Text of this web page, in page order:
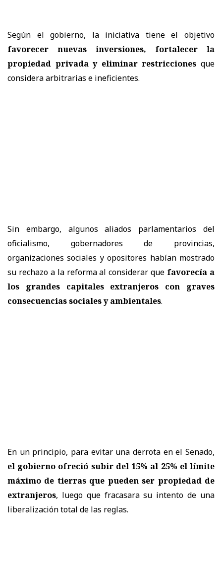
Según el gobierno, la iniciativa tiene el objetivo
favorecer nuevas inversiones, fortalecer la
propiedad privada y eliminar restricciones que
considera arbitrarias e ineficientes.
Sin embargo, algunos aliados parlamentarios del
oficialismo, gobernadores de provincias,
organizaciones sociales y opositores habían mostrado
su rechazo a la reforma al considerar que favorecía a
los grandes capitales extranjeros con graves
consecuencias sociales y ambientales.
En un principio, para evitar una derrota en el Senado,
el gobierno ofreció subir del 15% al 25% el límite
máximo de tierras que pueden ser propiedad de
extranjeros, luego que fracasara su intento de una
liberalización total de las reglas.